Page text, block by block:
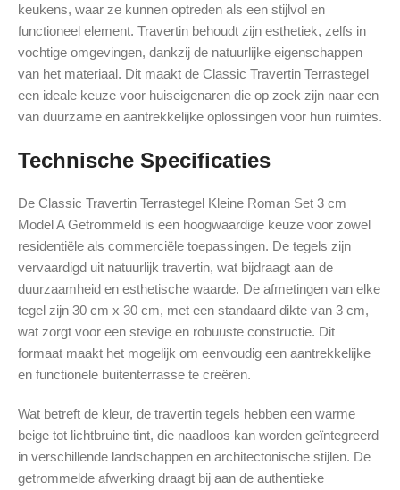
keukens, waar ze kunnen optreden als een stijlvol en
functioneel element. Travertin behoudt zijn esthetiek, zelfs in
vochtige omgevingen, dankzij de natuurlijke eigenschappen
van het materiaal. Dit maakt de Classic Travertin Terrastegel
een ideale keuze voor huiseigenaren die op zoek zijn naar een
van duurzame en aantrekkelijke oplossingen voor hun ruimtes.
Technische Specificaties
De Classic Travertin Terrastegel Kleine Roman Set 3 cm
Model A Getrommeld is een hoogwaardige keuze voor zowel
residentiële als commerciële toepassingen. De tegels zijn
vervaardigd uit natuurlijk travertin, wat bijdraagt aan de
duurzaamheid en esthetische waarde. De afmetingen van elke
tegel zijn 30 cm x 30 cm, met een standaard dikte van 3 cm,
wat zorgt voor een stevige en robuuste constructie. Dit
formaat maakt het mogelijk om eenvoudig een aantrekkelijke
en functionele buitenterrasse te creëren.
Wat betreft de kleur, de travertin tegels hebben een warme
beige tot lichtbruine tint, die naadloos kan worden geïntegreerd
in verschillende landschappen en architectonische stijlen. De
getrommelde afwerking draagt bij aan de authentieke